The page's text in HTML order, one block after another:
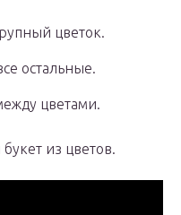
цветок.
остальные.
цветами.
из цветов.